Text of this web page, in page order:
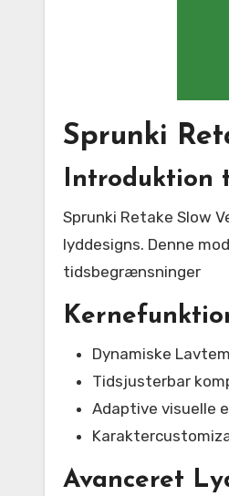
Sprunki
Introduktion
Sprunki Retake Slow Version er en banebrydende modifikation der fokuserer på rolig musikskabelse gennem langsommere tempoer og atmosfæriske
lyddesigns. Denne
tidsbegrænsninger
Dynamiske
Tidsjusterbar
Adaptive visuelle
Avanceret